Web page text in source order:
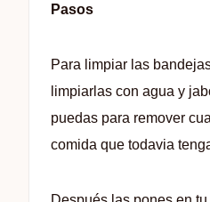
Pasos
Para limpiar las
limpiarlas con agua y
puedas para remover
comida que todavia